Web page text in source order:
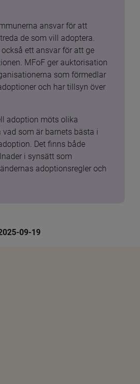
ansvar för att
de som vill adoptera.
ett ansvar för att ge
MFoF ger auktorisation
som förmedlar
och har tillsyn över
adoption möts olika
vad som är barnets bästa i
Det finns både
i synsätt som
adoptionsregler och
09-19